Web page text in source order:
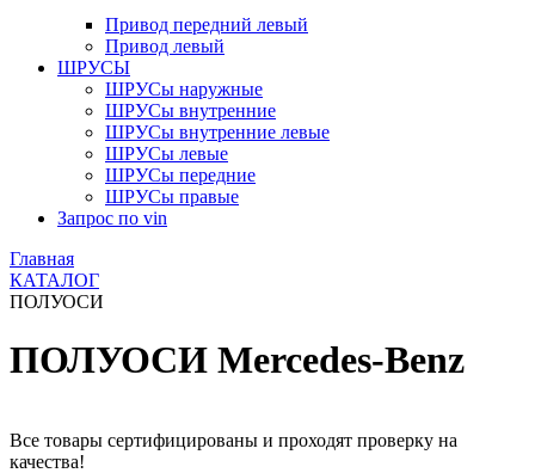
Привод передний левый
Привод левый
ШРУСЫ
ШРУСы наружные
ШРУСы внутренние
ШРУСы внутренние левые
ШРУСы левые
ШРУСы передние
ШРУСы правые
Запрос по vin
Главная
КАТАЛОГ
ПОЛУОСИ
ПОЛУОСИ Mercedes-Benz
Все товары сертифицированы и проходят проверку на
качества!